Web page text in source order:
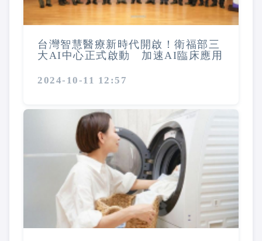
台灣智慧醫療新時代開啟！衛福部三
大AI中心正式啟動 加速AI臨床應用
2024-10-11 12:57